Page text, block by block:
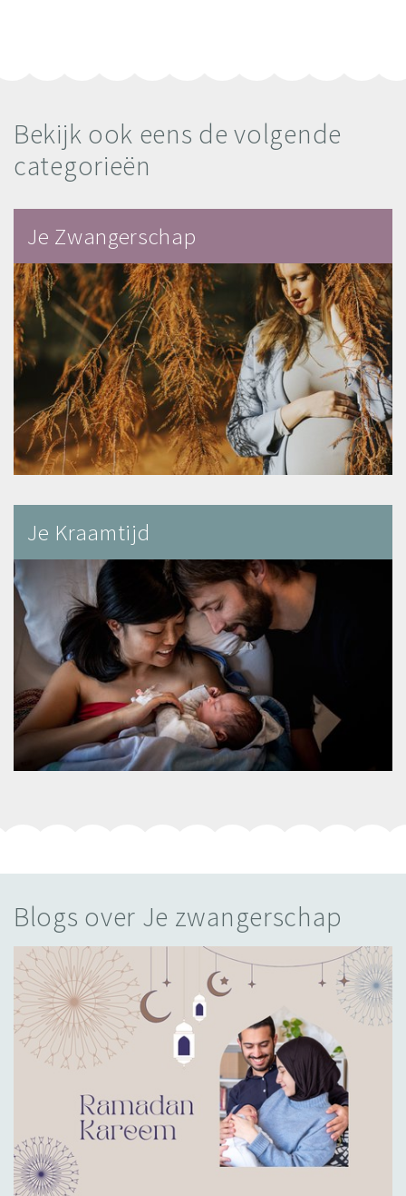
Bekijk ook eens de volgende
categorieën
Je Zwangerschap
Je Kraamtijd
Blogs over Je zwangerschap